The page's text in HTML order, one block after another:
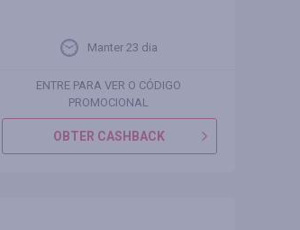
Manter 23 dia
ENTRE PARA VER O CÓDIGO
PROMOCIONAL
OBTER CASHBACK